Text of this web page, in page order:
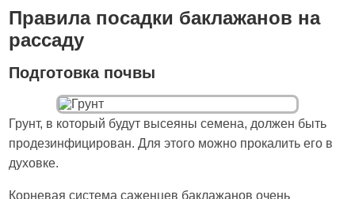
Правила посадки баклажанов на
рассаду
Подготовка почвы
Грунт, в который будут высеяны семена, должен быть
продезинфицирован. Для этого можно прокалить его в
духовке.
Корневая система саженцев баклажанов очень